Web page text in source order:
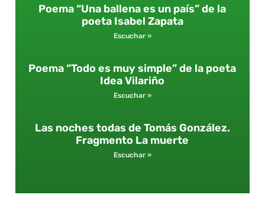
Poema “Una ballena es un país” de la
poeta Isabel Zapata
Escuchar »
Poema “Todo es muy simple” de la poeta
Idea Vilariño
Escuchar »
Las noches todas de Tomás González.
Fragmento La muerte
Escuchar »